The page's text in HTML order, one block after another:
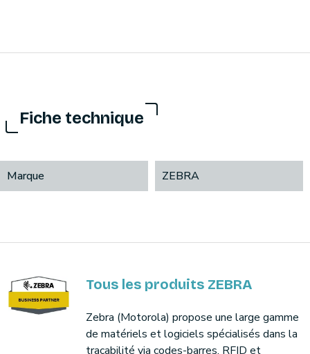
Fiche technique
Marque ZEBRA
Tous les produits ZEBRA
Zebra (Motorola) propose une large gamme
de matériels et logiciels spécialisés dans la
traçabilité via codes-barres, RFID et